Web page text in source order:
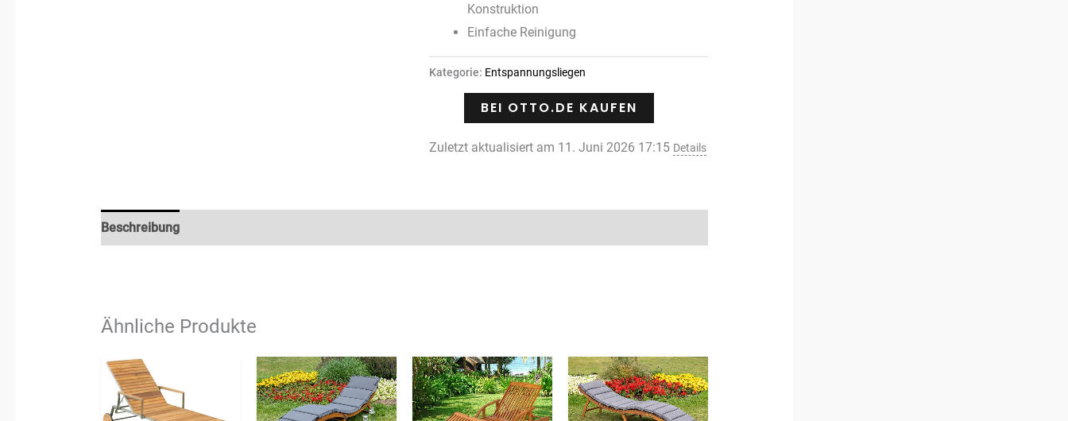
Konstruktion
Einfache Reinigung
Kategorie: Entspannungsliegen
BEI OTTO.DE KAUFEN
Zuletzt aktualisiert am 11. Juni 2026 17:15 Details
Beschreibung
Ähnliche Produkte